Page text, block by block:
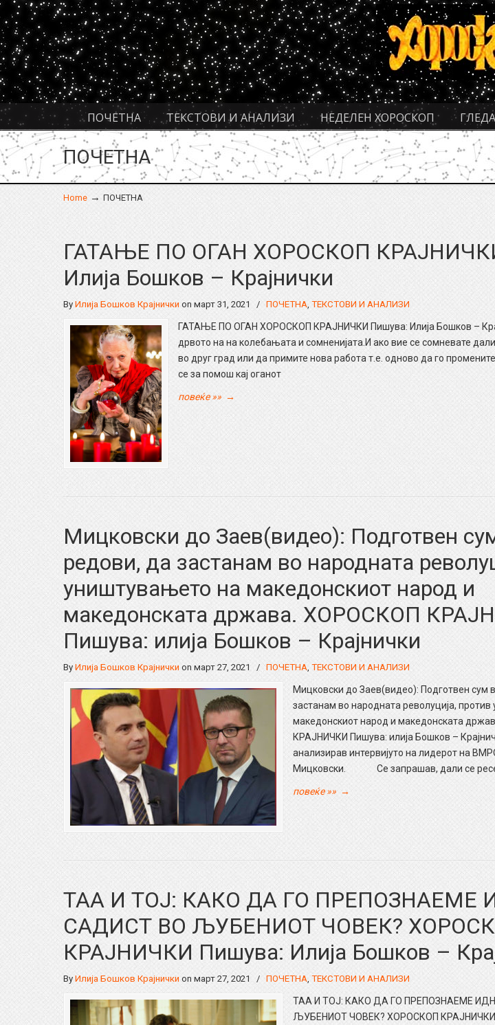
ПОЧЕТНА ТЕКСТОВИ И АНАЛИЗИ НЕДЕЛЕН ХОРОСКОП
Navigation
ПОЧЕТНА
Home → ПОЧЕТНА
ГАТАЊЕ ПО ОГАН ХОРОСКОП
Илија Бошков – Крајнички
By Илија Бошков Крајнички on март 31, 2021 / ПОЧЕТНА, ТЕКСТОВИ И АНАЛИЗИ
ГАТАЊЕ ПО ОГАН ХОРОСКОП КРАЈНИЧКИ Пишува: Илија Бошков –
дрвото на на колебањата и сомненијата.И ако вие се сомневате
во друг град или да примите нова работа т.е. одново да го
се за помош кај оганот
повеќе »» →
Мицковски до Заев(видео): Подготвен
редови, да застанам во народната
уништувањето на македонскиот народ и
македонската држава. ХОРОСКОП
Пишува: илија Бошков – Крајнички
By Илија Бошков Крајнички on март 27, 2021 / ПОЧЕТНА, ТЕКСТОВИ И АНАЛИЗИ
Мицковски до Заев(видео): Подготвен сум
застанам во народната револуција,
македонскиот народ и македонската
КРАЈНИЧКИ Пишува: илија Бошков –
анализирав интервијуто на лидерот на
Мицковски. Се запрашав, дали се
повеќе »» →
ТАА И ТОЈ: КАКО ДА ГО ПРЕПОЗНАЕМЕ
САДИСТ ВО ЉУБЕНИОТ ЧОВЕК?
КРАЈНИЧКИ Пишува: Илија Бошков –
By Илија Бошков Крајнички on март 27, 2021 / ПОЧЕТНА, ТЕКСТОВИ И АНАЛИЗИ
ТАА И ТОЈ: КАКО ДА ГО ПРЕПОЗНАЕМЕ
ЉУБЕНИОТ ЧОВЕК? ХОРОСКОП КРАЈНИЧКИ